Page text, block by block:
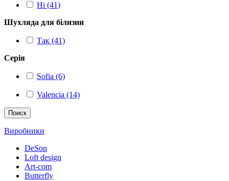
Ні (41)
Шухляда для білизни
Так (41)
Серія
Sofia (6)
Valencia (14)
Поиск
Виробники
DeSon
Loft design
Art-com
Butterfly